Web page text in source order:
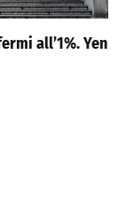
all’1%. Yen